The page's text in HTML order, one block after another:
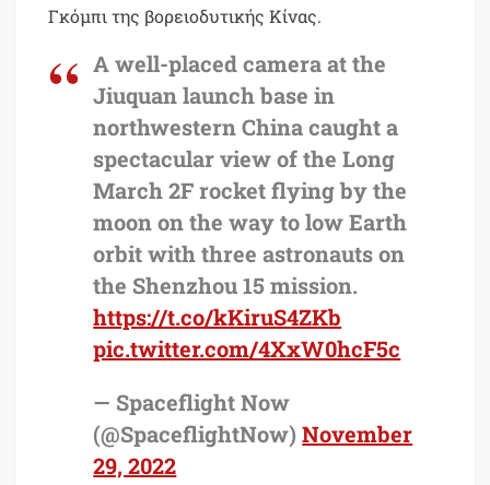
Γκόμπι της βορειοδυτικής Κίνας.
A well-placed camera at the
Jiuquan launch base in
northwestern China caught a
spectacular view of the Long
March 2F rocket flying by the
moon on the way to low Earth
orbit with three astronauts on
the Shenzhou 15 mission.
https://t.co/kKiruS4ZKb
pic.twitter.com/4XxW0hcF5c
— Spaceflight Now
(@SpaceflightNow)November
29, 2022